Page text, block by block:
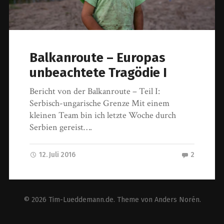
Balkanroute – Europas
unbeachtete Tragödie I
Bericht von der Balkanroute – Teil I:
Serbisch-ungarische Grenze Mit einem
kleinen Team bin ich letzte Woche durch
Serbien gereist….
12. Juli 2016 2
© 2026 Tim-Lueddemann.de. Theme von Anders Norén.